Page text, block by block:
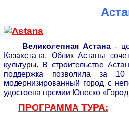
Великолепная Астана -
Казахстана. Облик Астаны
культуры. В строительстве
поддержка позволила за 10
модернизированный город с
удостоена премии Юнеско
ПРОГРАММА ТУРА: